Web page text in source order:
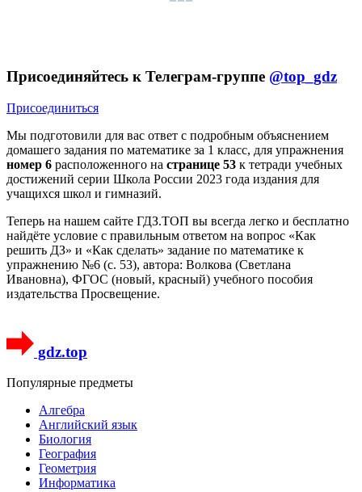
Присоединяйтесь к Телеграм-группе @top_gdz
Присоединиться
Мы подготовили для вас ответ c подробным объяснением
домашего задания по математике за 1 класс, для упражнения
номер 6 расположенного на странице 53 к тетради учебных
достижений серии Школа России 2023 года издания для
учащихся школ и гимназий.
Теперь на нашем сайте ГДЗ.ТОП вы всегда легко и бесплатно
найдёте условие с правильным ответом на вопрос «Как
решить ДЗ» и «Как сделать» задание по математике к
упражнению №6 (с. 53), автора: Волкова (Светлана
Ивановна), ФГОС (новый, красный) учебного пособия
издательства Просвещение.
gdz.top
Популярные предметы
Алгебра
Английский язык
Биология
География
Геометрия
Информатика